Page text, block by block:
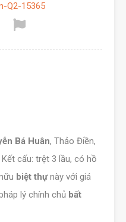
Q2-15365
Bá Huân, Thảo Điền,
cấu: trệt 3 lầu, có hồ
biệt thựnày với giá
lý chính chủ bất